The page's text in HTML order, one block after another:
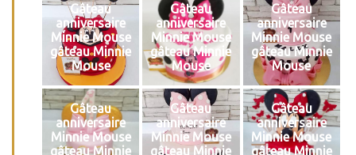
Gâteau
anniversaire
Minnie Mouse
gâteau Minnie
Mouse
Gâteau
anniversaire
Minnie Mouse
gâteau Minnie
Mouse
Gâteau
anniversaire
Minnie Mouse
gâteau Minnie
Mouse
Gâteau
anniversaire
Minnie Mouse
gâteau Minnie
Gâteau
anniversaire
Minnie Mouse
gâteau Minnie
Gâteau
anniversaire
Minnie Mouse
gâteau Minnie